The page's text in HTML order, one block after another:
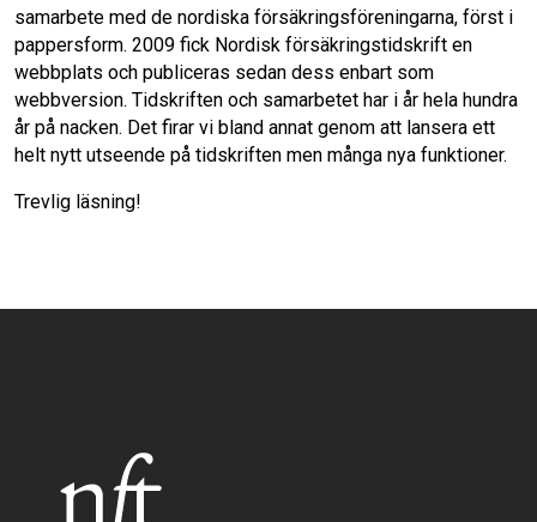
samarbete med de nordiska försäkringsföreningarna, först i
pappersform. 2009 fick Nordisk försäkringstidskrift en
webbplats och publiceras sedan dess enbart som
webbversion. Tidskriften och samarbetet har i år hela hundra
år på nacken. Det firar vi bland annat genom att lansera ett
helt nytt utseende på tidskriften men många nya funktioner.
Trevlig läsning!